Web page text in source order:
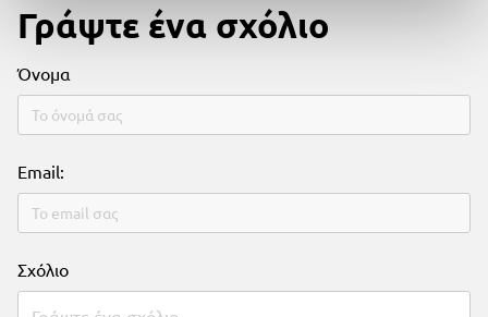
Γράψτε ένα σχόλιο
Όνομα
Email:
Σχόλιο